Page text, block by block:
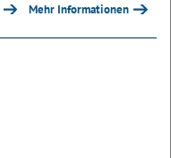
Mehr Informationen